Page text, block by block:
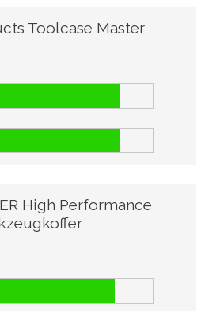
Toolcase Master
High Performance